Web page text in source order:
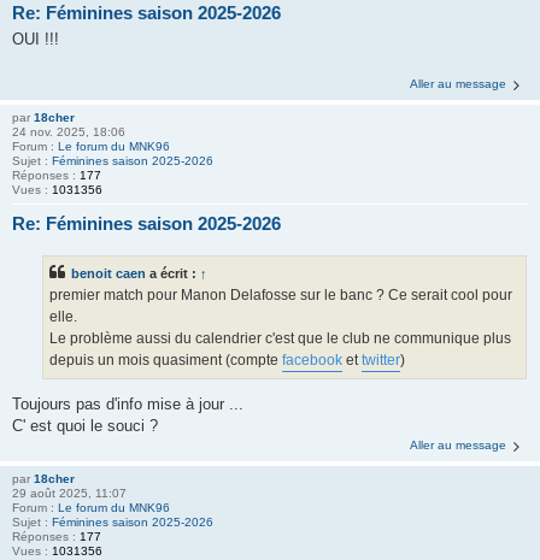
Re: Féminines saison 2025-2026
OUI !!!
Aller au message
par 18cher
24 nov. 2025, 18:06
Forum : Le forum du MNK96
Sujet : Féminines saison 2025-2026
Réponses : 177
Vues : 1031356
Re: Féminines saison 2025-2026
benoit caen a écrit : ↑
premier match pour Manon Delafosse sur le banc ? Ce serait cool pour
elle.
Le problème aussi du calendrier c'est que le club ne communique plus
depuis un mois quasiment (compte facebook ettwitter)
Toujours pas d'info mise à jour ...
C' est quoi le souci ?
Aller au message
par 18cher
29 août 2025, 11:07
Forum : Le forum du MNK96
Sujet : Féminines saison 2025-2026
Réponses : 177
Vues : 1031356